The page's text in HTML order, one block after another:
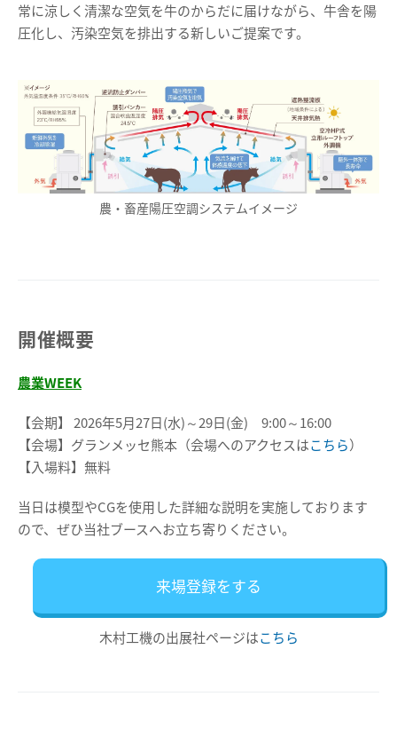
常に涼しく清潔な空気を牛のからだに届けながら、牛舎を陽
圧化し、汚染空気を排出する新しいご提案です。
農・畜産陽圧空調システムイメージ
開催概要
農業WEEK
【会期】 2026年5月27日(水)～29日(金) 9:00～16:00
【会場】グランメッセ熊本（会場へのアクセスはこちら）
【入場料】無料
当日は模型やCGを使用した詳細な説明を実施しております
ので、ぜひ当社ブースへお立ち寄りください。
来場登録をする
木村工機の出展社ページはこちら